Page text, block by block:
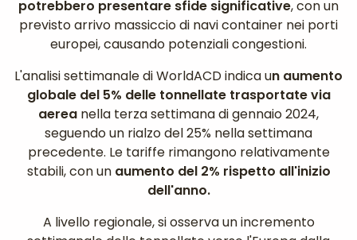
potrebbero presentare sfide significative, con un
previsto arrivo massiccio di navi container nei porti
europei, causando potenziali congestioni.
L'analisi settimanale di WorldACD indica un aumento
globale del 5% delle tonnellate trasportate via
aerea nella terza settimana di gennaio 2024,
seguendo un rialzo del 25% nella settimana
precedente. Le tariffe rimangono relativamente
stabili, con unaumento del 2% rispetto all'inizio
dell'anno.
A livello regionale, si osserva un incremento